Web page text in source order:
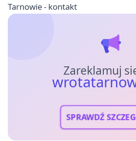
Tarnowie - kontakt
Zareklamuj
SPRAWDŹ